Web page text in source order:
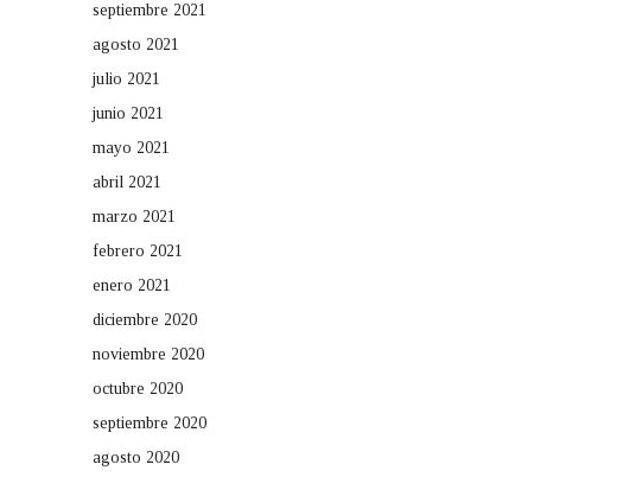
septiembre 2021
agosto 2021
julio 2021
junio 2021
mayo 2021
abril 2021
marzo 2021
febrero 2021
enero 2021
diciembre 2020
noviembre 2020
octubre 2020
septiembre 2020
agosto 2020